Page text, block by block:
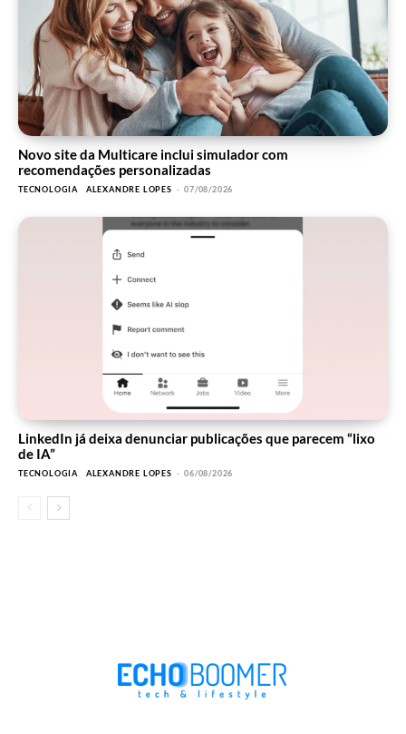
Novo site da Multicare inclui simulador com
recomendações personalizadas
TECNOLOGIA ALEXANDRE LOPES - 07/08/2026
LinkedIn já deixa denunciar publicações que parecem “lixo
de IA”
TECNOLOGIA ALEXANDRE LOPES - 06/08/2026